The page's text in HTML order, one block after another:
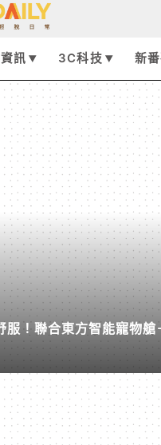
訊 3C科技 新
服！聯合東方智能寵物